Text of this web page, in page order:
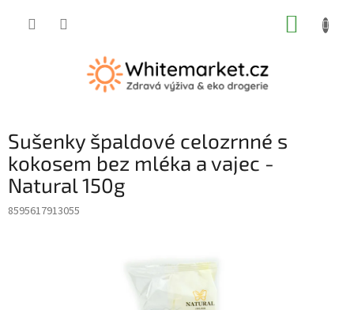
Sušenky špaldové celozrnné s
kokosem bez mléka a vajec -
Natural 150g
8595617913055